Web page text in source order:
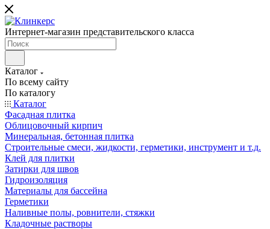
Интернет-магазин представительского класса
Каталог
По всему сайту
По каталогу
Каталог
Фасадная плитка
Облицовочный кирпич
Минеральная, бетонная плитка
Строительные смеси, жидкости, герметики, инструмент и т.д.
Клей для плитки
Затирки для швов
Гидроизоляция
Материалы для бассейна
Герметики
Наливные полы, ровнители, стяжки
Кладочные растворы